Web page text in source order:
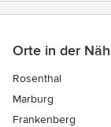
Orte in der
Rosenthal
Marburg
Frankenberg